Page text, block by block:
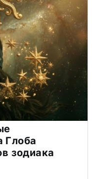
Глоба
зодиака